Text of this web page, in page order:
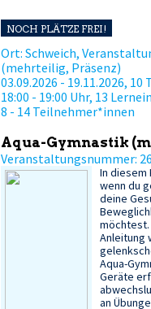
NOCH PLÄTZE FREI!
Ort: Schweich,
(mehrteilig, Präsenz)
03.09.2026 - 19.11.2026, 10
18:00 - 19:00 Uhr, 13
8 - 14 Teilnehmer*innen
Aqua-Gymnastik
Veranstaltungsnummer:
In diesem
wenn du
deine
Anleitung
Aqua-
Geräte
an